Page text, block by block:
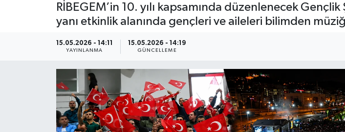
RİBEGEM’in 10. yılı kapsamında düzenlenecek
yanı etkinlik alanında gençleri ve aileleri bilimden
15.05.2026 - 14:11
YAYINLANMA
15.05.2026 - 14:19
GÜNCELLEME
Son Dakika Haberleri
Haber Arşivi